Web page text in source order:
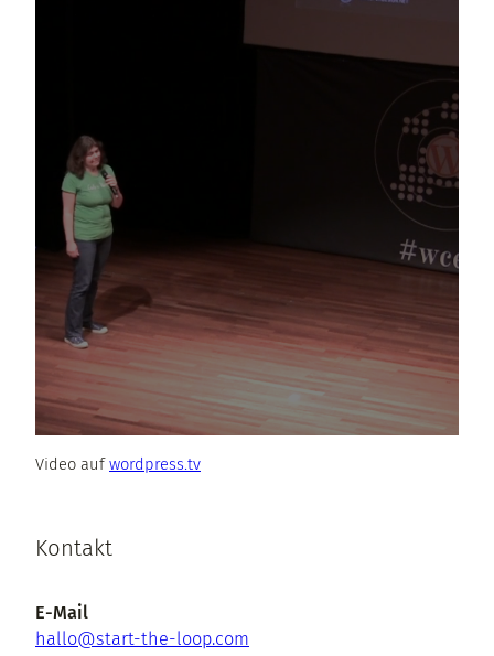
Video aufwordpress.tv
Kontakt
E-Mail
moc.pool-eht-trats@ollah